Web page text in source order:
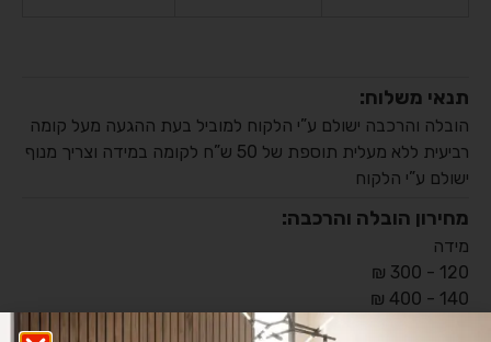
תנאי משלוח:
הובלה והרכבה ישולם ע”י הלקוח למוביל בעת ההגעה מעל קומה
רביעית ללא מעלית תוספת של 50 ש”ח לקומה במידה וצריך מנוף
ישולם ע”י הלקוח
מחירון הובלה והרכבה:
מידה
120 - 300 ₪
140 - 400 ₪